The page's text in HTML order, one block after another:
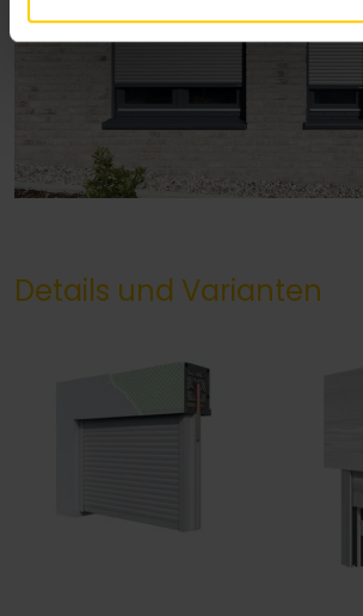
Details und Varianten